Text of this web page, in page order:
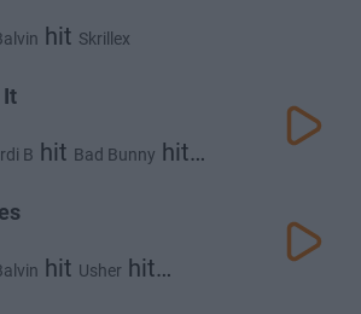
hit Skrillex
It
B hit Bad Bunny hit
hit Usher hit